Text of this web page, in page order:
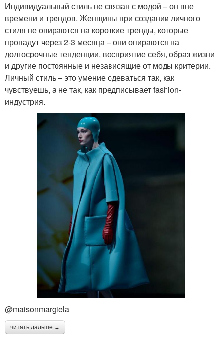
Индивидуальный стиль не связан с модой – он вне
времени и трендов. Женщины при создании личного
стиля не опираются на короткие тренды, которые
пропадут через 2-3 месяца – они опираются на
долгосрочные тенденции, восприятие себя, образ жизни
и другие постоянные и независящие от моды критерии.
Личный стиль – это умение одеваться так, как
чувствуешь, а не так, как предписывает fashion-
индустрия.
@maisonmargiela
читать дальше →